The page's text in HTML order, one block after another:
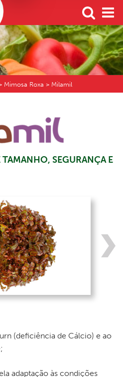
Mimosa Roxa > Milamil
SEGURANÇA E
(deficiência de Cálcio) e ao
adaptação às condições